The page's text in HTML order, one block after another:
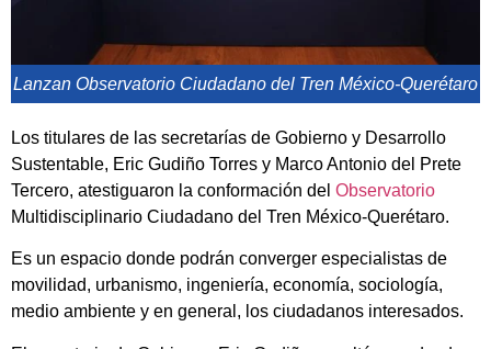
Lanzan Observatorio Ciudadano del Tren México-Querétaro
Los titulares de las secretarías de Gobierno y Desarrollo
Sustentable, Eric Gudiño Torres y Marco Antonio del Prete
Tercero, atestiguaron la conformación del Observatorio
Multidisciplinario Ciudadano del Tren México-Querétaro.
Es un espacio donde podrán converger especialistas de
movilidad, urbanismo, ingeniería, economía, sociología,
medio ambiente y en general, los ciudadanos interesados.